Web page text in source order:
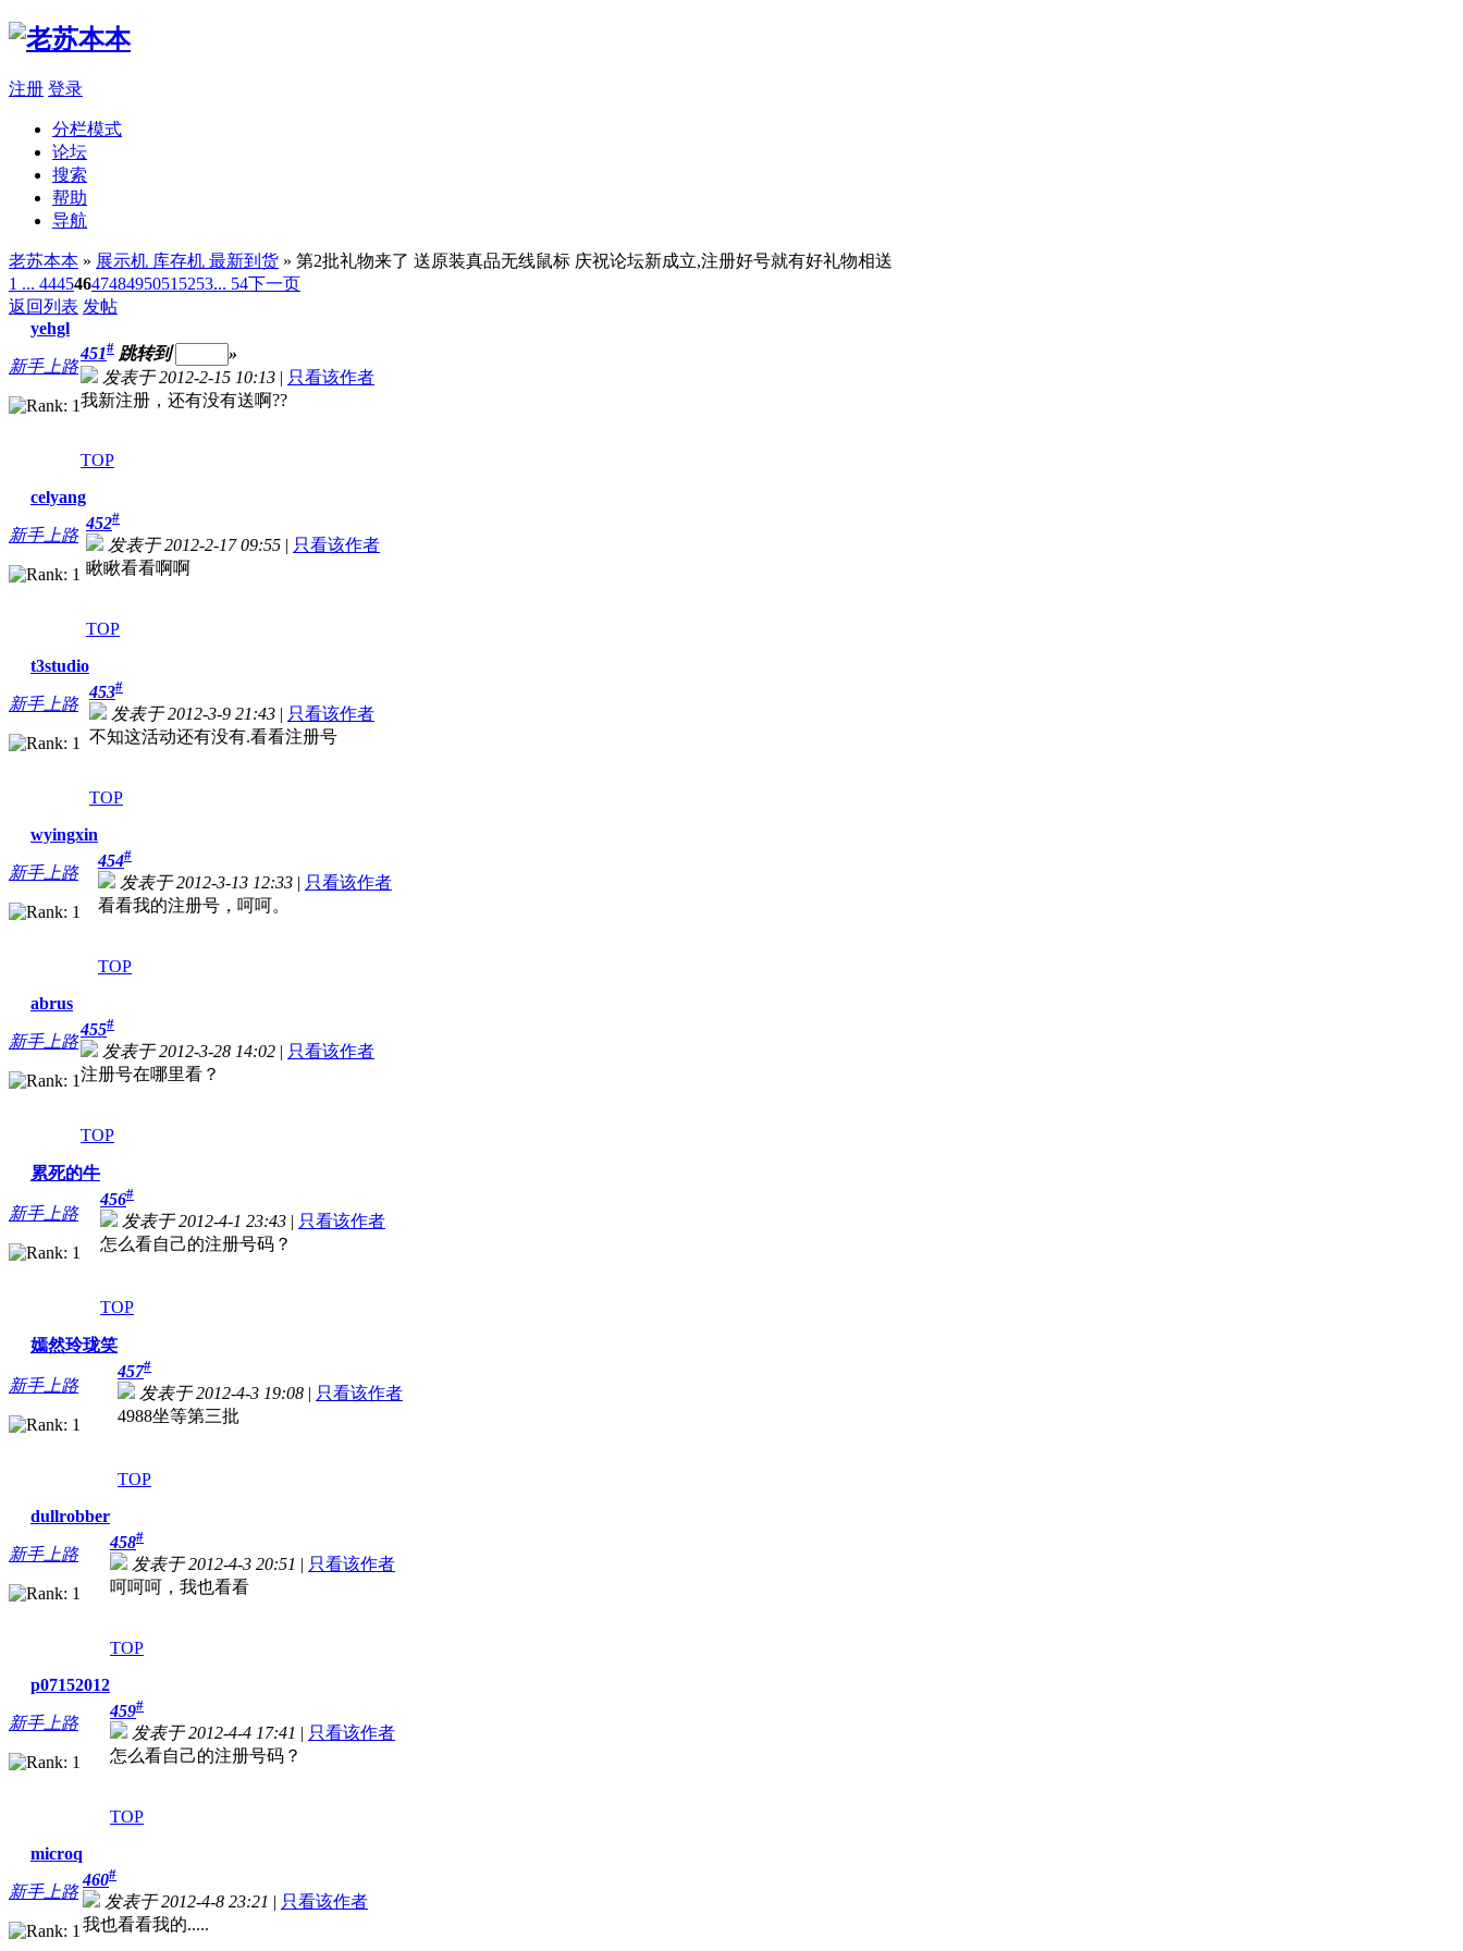
注册 登录
分栏模式
论坛
搜索
帮助
导航
老苏本本 » 展示机 库存机 最新到货 » 第2批礼物来了 送原装真品无线鼠标 庆祝论坛新成立,注册好号就有好礼物相送
1 ... 4445464748495051 5253... 54下一页
返回列表 发帖
yehgl
新手上路
451# 跳转到
»
发表于 2012-2-15 10:13 | 只看该作者
我新注册，还有没有送啊??
TOP
celyang
新手上路
452#
发表于 2012-2-17 09:55 | 只看该作者
瞅瞅看看啊啊
TOP
t3studio
新手上路
453#
发表于 2012-3-9 21:43 | 只看该作者
不知这活动还有没有.看看注册号
TOP
wyingxin
新手上路
454#
发表于 2012-3-13 12:33 | 只看该作者
看看我的注册号，呵呵。
TOP
abrus
新手上路
455#
发表于 2012-3-28 14:02 | 只看该作者
注册号在哪里看？
TOP
累死的牛
新手上路
456#
发表于 2012-4-1 23:43 | 只看该作者
怎么看自己的注册号码？
TOP
嫣然玲珑笑
新手上路
457#
发表于 2012-4-3 19:08 | 只看该作者
4988坐等第三批
TOP
dullrobber
新手上路
458#
发表于 2012-4-3 20:51 | 只看该作者
呵呵呵，我也看看
TOP
p07152012
新手上路
459#
发表于 2012-4-4 17:41 | 只看该作者
怎么看自己的注册号码？
TOP
microq
新手上路
460#
发表于 2012-4-8 23:21 | 只看该作者
我也看看我的.....